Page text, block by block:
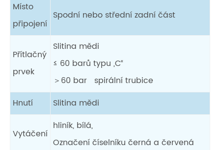
Místo
připojení
Spodní nebo střední zadní část
Přítlačný
prvek
Slitina mědi
≤ 60 barů typu „C“
＞60 bar spirální trubice
Hnutí
Slitina mědi
Vytáčení
hliník, bílá,
Označení číselníku černá a červená